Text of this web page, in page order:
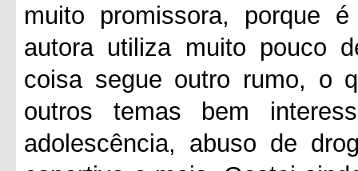
muito promissora, porque
autora utiliza muito pouco
coisa segue outro rumo, o
outros temas bem
adolescência, abuso de